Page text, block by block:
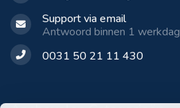
Support via email
Antwoord binnen 1 werkdag
0031 50 21 11 430